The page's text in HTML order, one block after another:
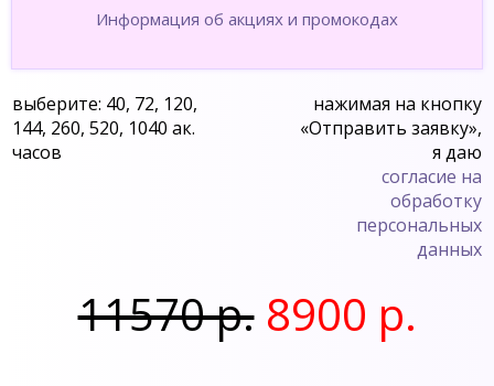
Информация об акциях и промокодах
выберите: 40, 72, 120,
144, 260, 520, 1040 ак.
часов
нажимая на кнопку
«Отправить заявку»,
я даю
согласие на
обработку
персональных
данных
11570 р. 8900 р.